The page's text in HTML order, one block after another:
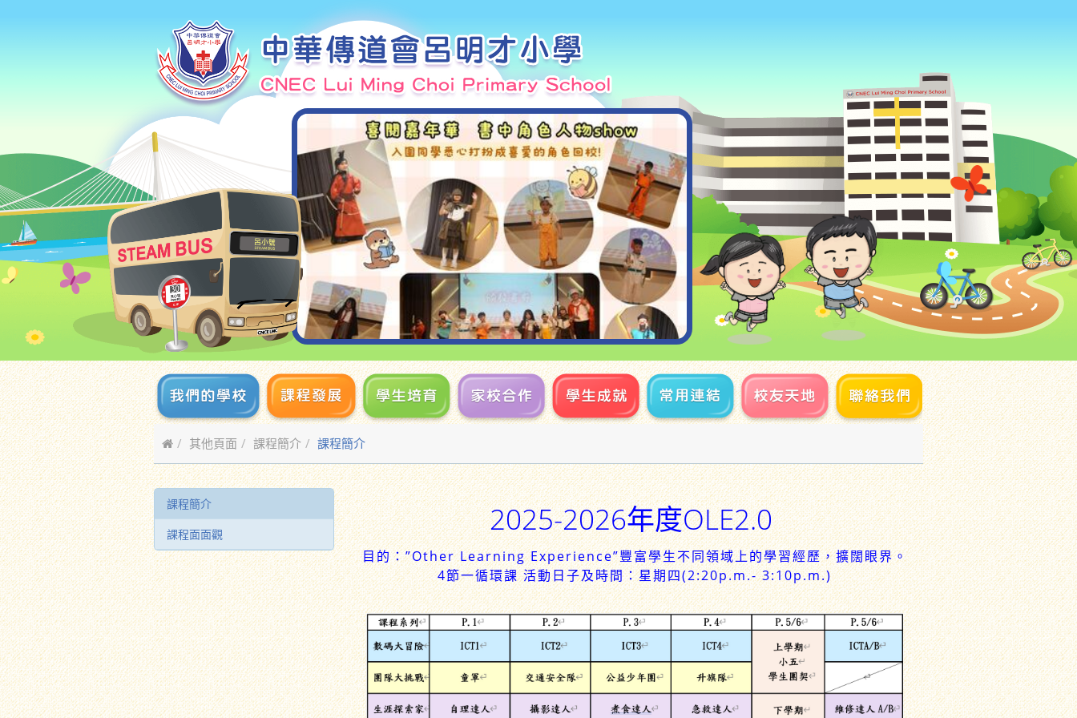
其他頁面 課程簡介 課程簡介
課程簡介
課程面面觀
2025-2026年度OLE2.0
目的：”Other Learning Experience”豐富學生不同領域上的學習經歷，擴闊眼界。
4節一循環課 活動日子及時間：星期四(2:20p.m.- 3:10p.m.)